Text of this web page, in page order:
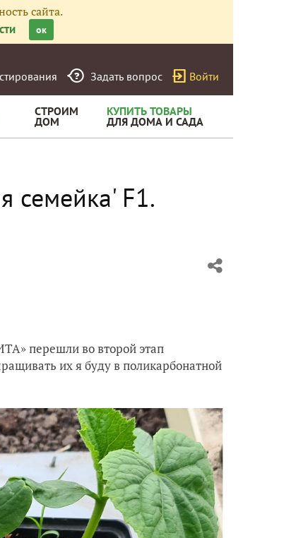
сайта.
ок
Задать вопрос Войти
СТРОИМ
ДОМ
КУПИТЬ ТОВАРЫ
ДЛЯ ДОМА И САДА
семейка' F1.
перешли во второй этап
их я буду в поликарбонатной